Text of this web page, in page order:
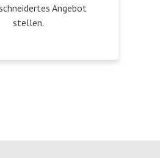
Angebot
stellen.